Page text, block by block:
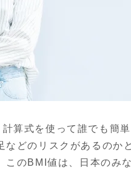
算式を使って誰でも簡
どのリスクがあるのか
のBMI値は、日本のみ